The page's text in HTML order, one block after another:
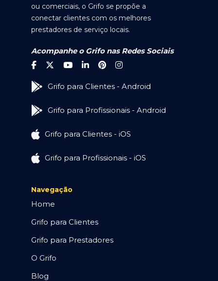
ou comerciais, o Grifo se propõe a
conectar clientes com os melhores
prestadores de serviço locais.
Acompanhe o Grifo nas Redes Sociais
Grifo para Clientes - Android
Grifo para Profissionais - Android
Grifo para Clientes - iOS
Grifo para Profissionais - iOS
Navegação
Home
Grifo para Clientes
Grifo para Prestadores
O Grifo
Blog